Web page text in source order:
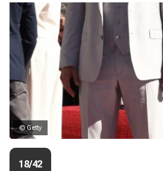
© Getty
18/42